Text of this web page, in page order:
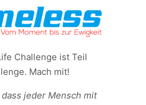
Challenge ist Teil
Mach mit!
jeder Mensch mit